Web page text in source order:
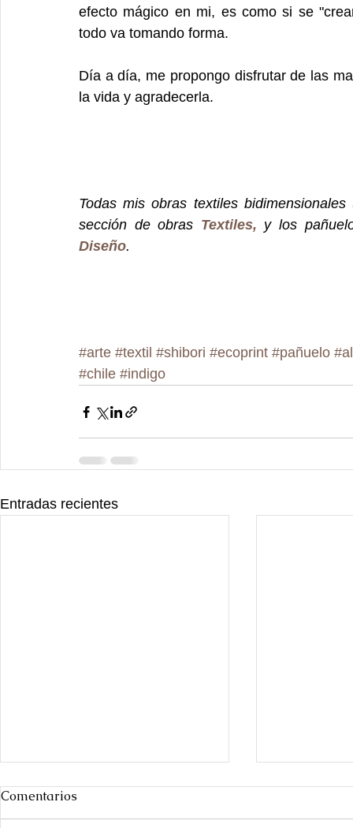
efecto mágico en mi, es como si se
todo va tomando forma.
Día a día, me propongo disfrutar de las
la vida y agradecerla.
Todas mis obras textiles
sección de obras Textiles,
Diseño.
#arte #textil #shibori #ecoprint #pañuelo
#chile #indigo
Entradas recientes
Comentarios